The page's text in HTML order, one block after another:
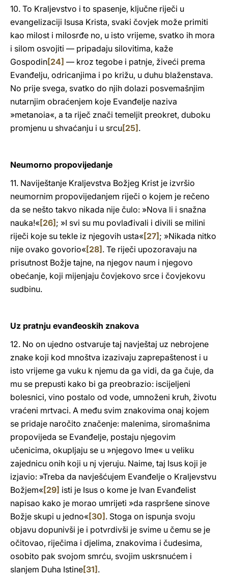
10. To Kraljevstvo i to spasenje, ključne riječi u
evangelizaciji Isusa Krista, svaki čovjek može primiti
kao milost i milosrđe no, u isto vrijeme, svatko ih mora
i silom osvojiti — pripadaju silovitima, kaže
Gospodin[24] — kroz tegobe i patnje, živeći prema
Evanđelju, odricanjima i po križu, u duhu blaženstava.
No prije svega, svatko do njih dolazi posvemašnjim
nutarnjim obraćenjem koje Evanđelje naziva
»metanoia«, a ta riječ znači temeljit preokret, duboku
promjenu u shvaćanju i u srcu[25] .
Neumorno propovijedanje
11. Naviještanje Kraljevstva Božjeg Krist je izvršio
neumornim propovijedanjem riječi o kojem je rečeno
da se nešto takvo nikada nije čulo: »Nova li i snažna
nauka!«[26] ; »I svi su mu povlađivali i divili se milini
riječi koje su tekle iz njegovih usta«[27] ; »Nikada nitko
nije ovako govorio«[28] . Te riječi upozoravaju na
prisutnost Božje tajne, na njegov naum i njegovo
obećanje, koji mijenjaju čovjekovo srce i čovjekovu
sudbinu.
Uz pratnju evanđeoskih znakova
12. No on ujedno ostvaruje taj navještaj uz nebrojene
znake koji kod mnoštva izazivaju zaprepaštenost i u
isto vrijeme ga vuku k njemu da ga vidi, da ga čuje, da
mu se prepusti kako bi ga preobrazio: iscijeljeni
bolesnici, vino postalo od vode, umnoženi kruh, životu
vraćeni mrtvaci. A među svim znakovima onaj kojem
se pridaje naročito značenje: malenima, siromašnima
propovijeda se Evanđelje, postaju njegovim
učenicima, okupljaju se u »njegovo Ime« u veliku
zajednicu onih koji u nj vjeruju. Naime, taj Isus koji je
izjavio: »Treba da navješćujem Evanđelje o Kraljevstvu
Božjem«[29] isti je Isus o kome je Ivan Evanđelist
napisao kako je morao umrijeti »da raspršene sinove
Božje skupi u jedno«[30] . Stoga on ispunja svoju
objavu dopunivši je i potvrdivši je svime u čemu se je
očitovao, riječima i djelima, znakovima i čudesima,
osobito pak svojom smrću, svojim uskrsnućem i
slanjem Duha Istine[31] .